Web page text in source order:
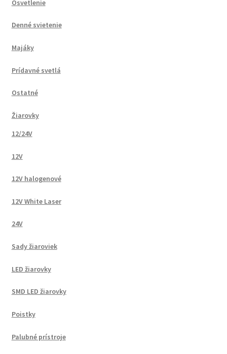
Osvetlenie
Denné svietenie
Majáky
Prídavné svetlá
Ostatné
Žiarovky
12/24V
12V
12V halogenové
12V White Laser
24V
Sady žiaroviek
LED žiarovky
SMD LED žiarovky
Poistky
Palubné prístroje